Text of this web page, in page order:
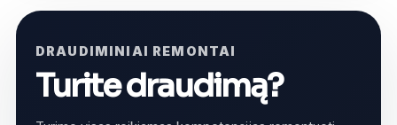
DRAUDIMINIAI REMONTAI
Turite draudimą?